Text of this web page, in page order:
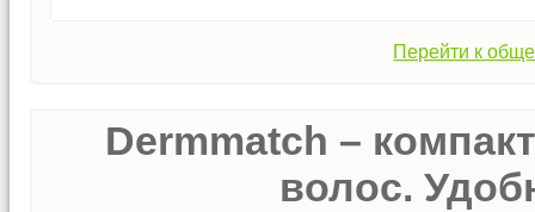
Перейти к
Dermmatch –
волос.